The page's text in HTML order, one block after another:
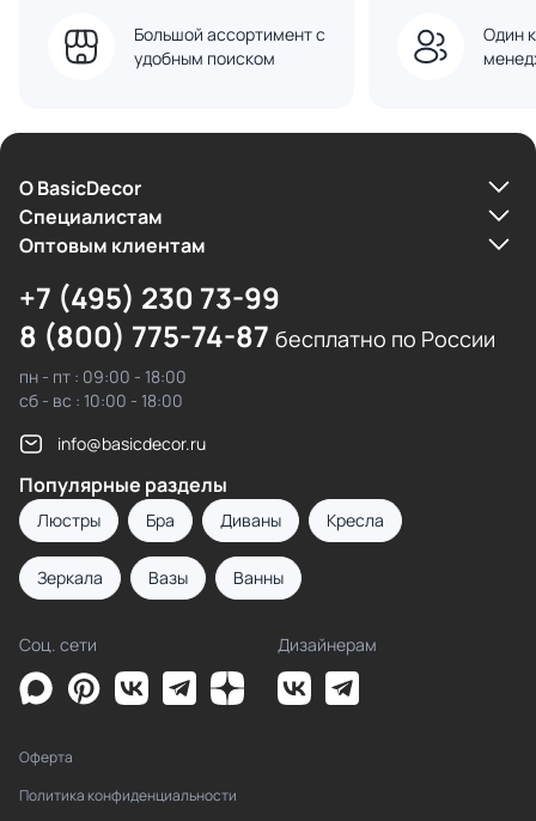
Большой ассортимент с
удобным поиском
Один
О BasicDecor
Cпециалистам
Оптовым клиентам
+7 (495) 230 73-99
8 (800) 775-74-87 бесплатно по России
пн - пт : 09:00 - 18:00
сб - вс : 10:00 - 18:00
info@basicdecor.ru
Популярные разделы
Люстры Бра Диваны Кресла
Зеркала Вазы Ванны
Соц. сети Дизайнерам
Оферта
Политика конфиденциальности